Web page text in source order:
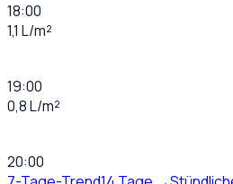
18:00
1,1 L/m²
19:00
0,8 L/m²
20:00